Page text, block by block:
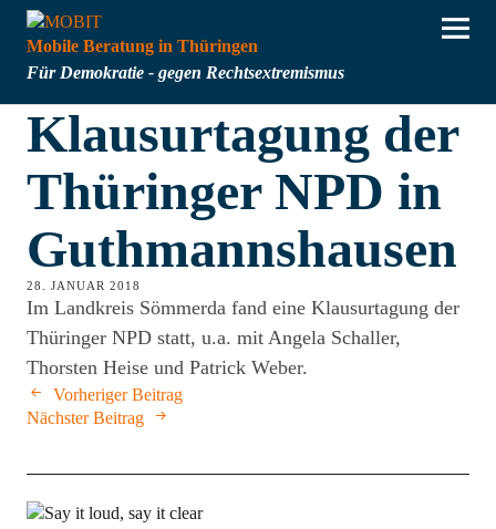
Mobile Beratung in Thüringen
Für Demokratie - gegen Rechtsextremismus
Klausurtagung der
Thüringer NPD in
Guthmannshausen
28. JANUAR 2018
Im Landkreis Sömmerda fand eine Klausurtagung der
Thüringer NPD statt, u.a. mit Angela Schaller,
Thorsten Heise und Patrick Weber.
Vorheriger Beitrag
Nächster Beitrag